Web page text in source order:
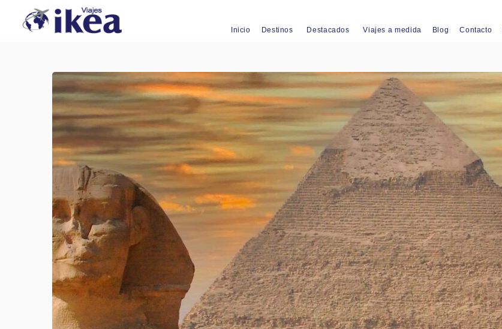
Inicio Destinos Destacados Viajes a medida Blog Contacto